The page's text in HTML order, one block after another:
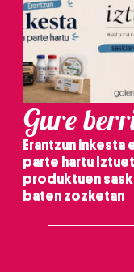
Gure
Erantzun inkesta
parte hartu
produktuen
baten zozketan